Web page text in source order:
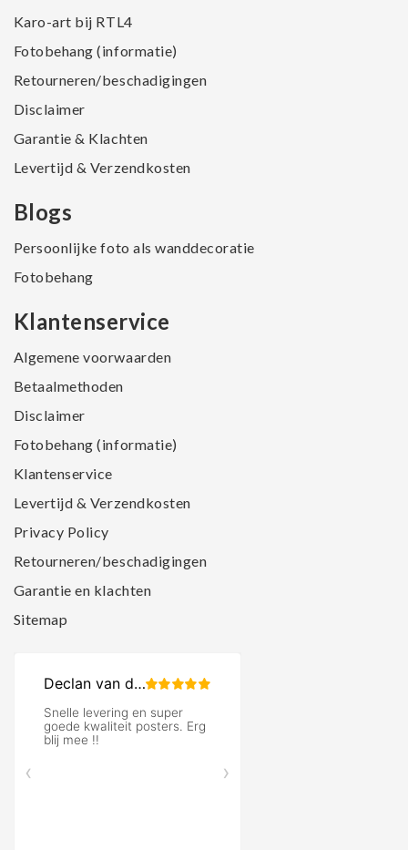
Karo-art bij RTL4
Fotobehang (informatie)
Retourneren/beschadigingen
Disclaimer
Garantie & Klachten
Levertijd & Verzendkosten
Blogs
Persoonlijke foto als wanddecoratie
Fotobehang
Klantenservice
Algemene voorwaarden
Betaalmethoden
Disclaimer
Fotobehang (informatie)
Klantenservice
Levertijd & Verzendkosten
Privacy Policy
Retourneren/beschadigingen
Garantie en klachten
Sitemap